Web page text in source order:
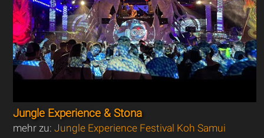
Jungle Experience & Stona
mehr zu:Jungle Experience Festival Koh Samui